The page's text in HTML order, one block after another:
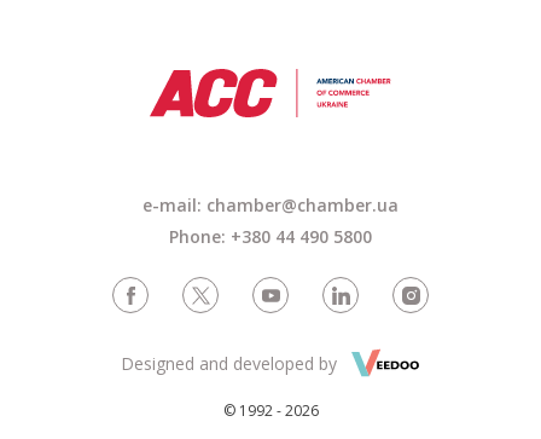
e-mail: chamber@chamber.ua
Phone: +380 44 490 5800
© 1992 - 2026
Designed and developed by